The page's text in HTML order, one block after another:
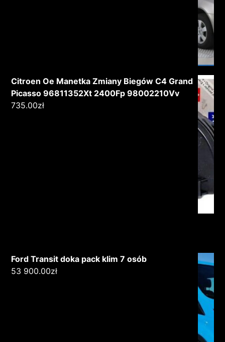
Citroen Oe Manetka Zmiany Biegów C4 Grand
Picasso 96811352Xt 2400Fp 98002210Vv
735.00zł
Ford Transit doka pack klim 7 osób
53 900.00zł